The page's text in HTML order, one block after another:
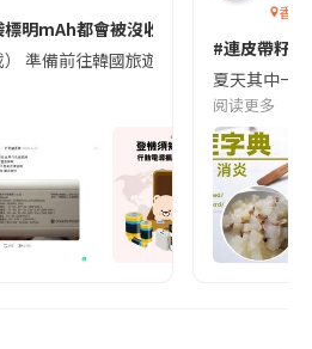
明mAh都會被沒收😱出發前切記檢查
） 準備前往韓國旅遊的民眾，近期要
香港
#連皮帶籽
夏天其中一
阅读更多